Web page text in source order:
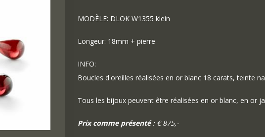
MODÈLE: DLOK W1355 klein
Longeur: 18mm + pierre
INFO:
Boucles d'oreilles réalisées en or blanc 18 carats, teinte
Tous les bijoux peuvent être réalisées en or blanc, en or
Prix comme présenté: € 875,-